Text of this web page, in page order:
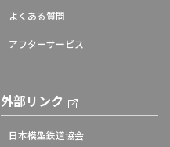
よくある質問
アフターサービス
外部リンク
日本模型鉄道協会